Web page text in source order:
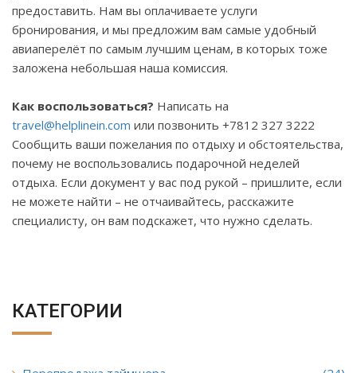
предоставить. Нам вы оплачиваете услуги
бронирования, и мы предложим вам самые удобный
авиаперелёт по самым лучшим ценам, в которых тоже
заложена небольшая наша комиссия.
Как воспользоваться? Написать на
travel@helplinein.com или позвонить +7812 327 3222
Сообщить ваши пожелания по отдыху и обстоятельства,
почему не воспользовались подарочной неделей
отдыха. Если документ у вас под рукой – пришлите, если
не можете найти – не отчаивайтесь, расскажите
специалисту, он вам подскажет, что нужно сделать.
КАТЕГОРИИ